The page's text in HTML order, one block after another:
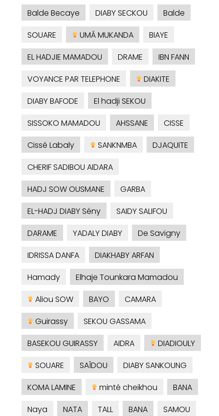
Balde Becaye
DIABY SECKOU
Balde
SOUARE
UMÂ MUKANDA
BIAYE
EL HADJIE MAMADOU
DRAME
IBN FANN
VOYANCE PAR TELEPHONE
DIAKITE
DIABY BAFODE
El hadji SEKOU
SISSOKO MAMADOU
AHSSANE
CISSE
Cissé Labaly
SANKNMBA
DJAQUITE
CHERIF SADIBOU AIDARA
HADJ SOW OUSMANE
GARBA
EL-HADJ DIABY Sény
SAIDY SALIFOU
DARAME
YADALY DIABY
De Savigny
IDRISSA DANFA
DIAKHABY ARFAN
Hamady
Elhaje Tounkara Mamadou
Aliou SOW
BAYO
CAMARA
Guirassy
SEKOU GASSAMA
BASEKOU GUIRASSY
AIDRA
DIADIOULY
SOUARE
SAÎDOU
DIABY SANKOUNG
KOMA LAMINE
minté cheikhou
BANA
Naya
NATA TALL BANA
SAMOU